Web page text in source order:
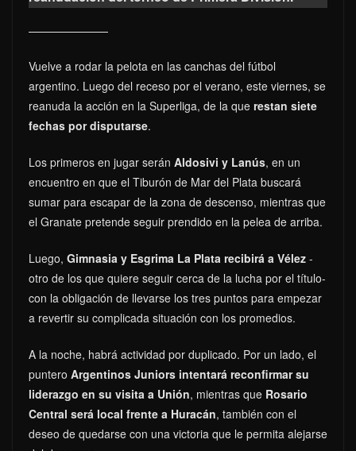
Vuelve a rodar la pelota en las canchas del fútbol
argentino. Luego del receso por el verano, este viernes, se
reanuda la acción en la Superliga, de la que restan siete
fechas por disputarse.
Los primeros en jugar serán Aldosivi y Lanús, en un
encuentro en que el Tiburón de Mar del Plata buscará
sumar para escapar de la zona de descenso, mientras que
el Granate pretende seguir prendido en la pelea de arriba.
Luego, Gimnasia y Esgrima La Plata recibirá a Vélez -
otro de los que quiere seguir cerca de la lucha por el título-
con la obligación de llevarse los tres puntos para empezar
a revertir su complicada situación con los promedios.
A la noche, habrá actividad por duplicado. Por un lado, el
puntero Argentinos Juniors intentará reconfirmar su
liderazgo en su visita a Unión, mientras que Rosario
Central será local frente a Huracán, también con el
deseo de quedarse con una victoria que le permita alejarse